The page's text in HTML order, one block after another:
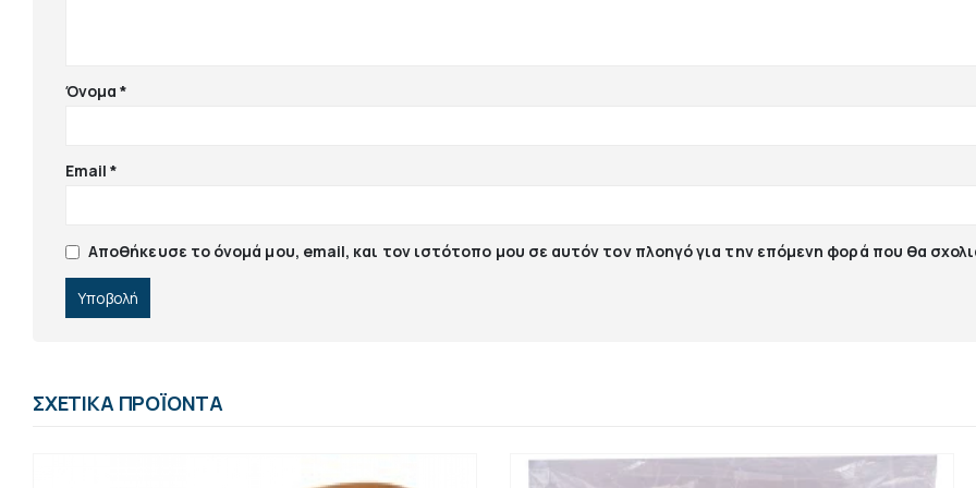
Όνομα*
Email*
Αποθήκευσε το όνομά μου, email, και τον ιστότοπο μου σε αυτόν τον πλοηγό για την επόμενη φορά που θα
ΣΧΕΤΙΚΆ ΠΡΟΪΌΝΤΑ